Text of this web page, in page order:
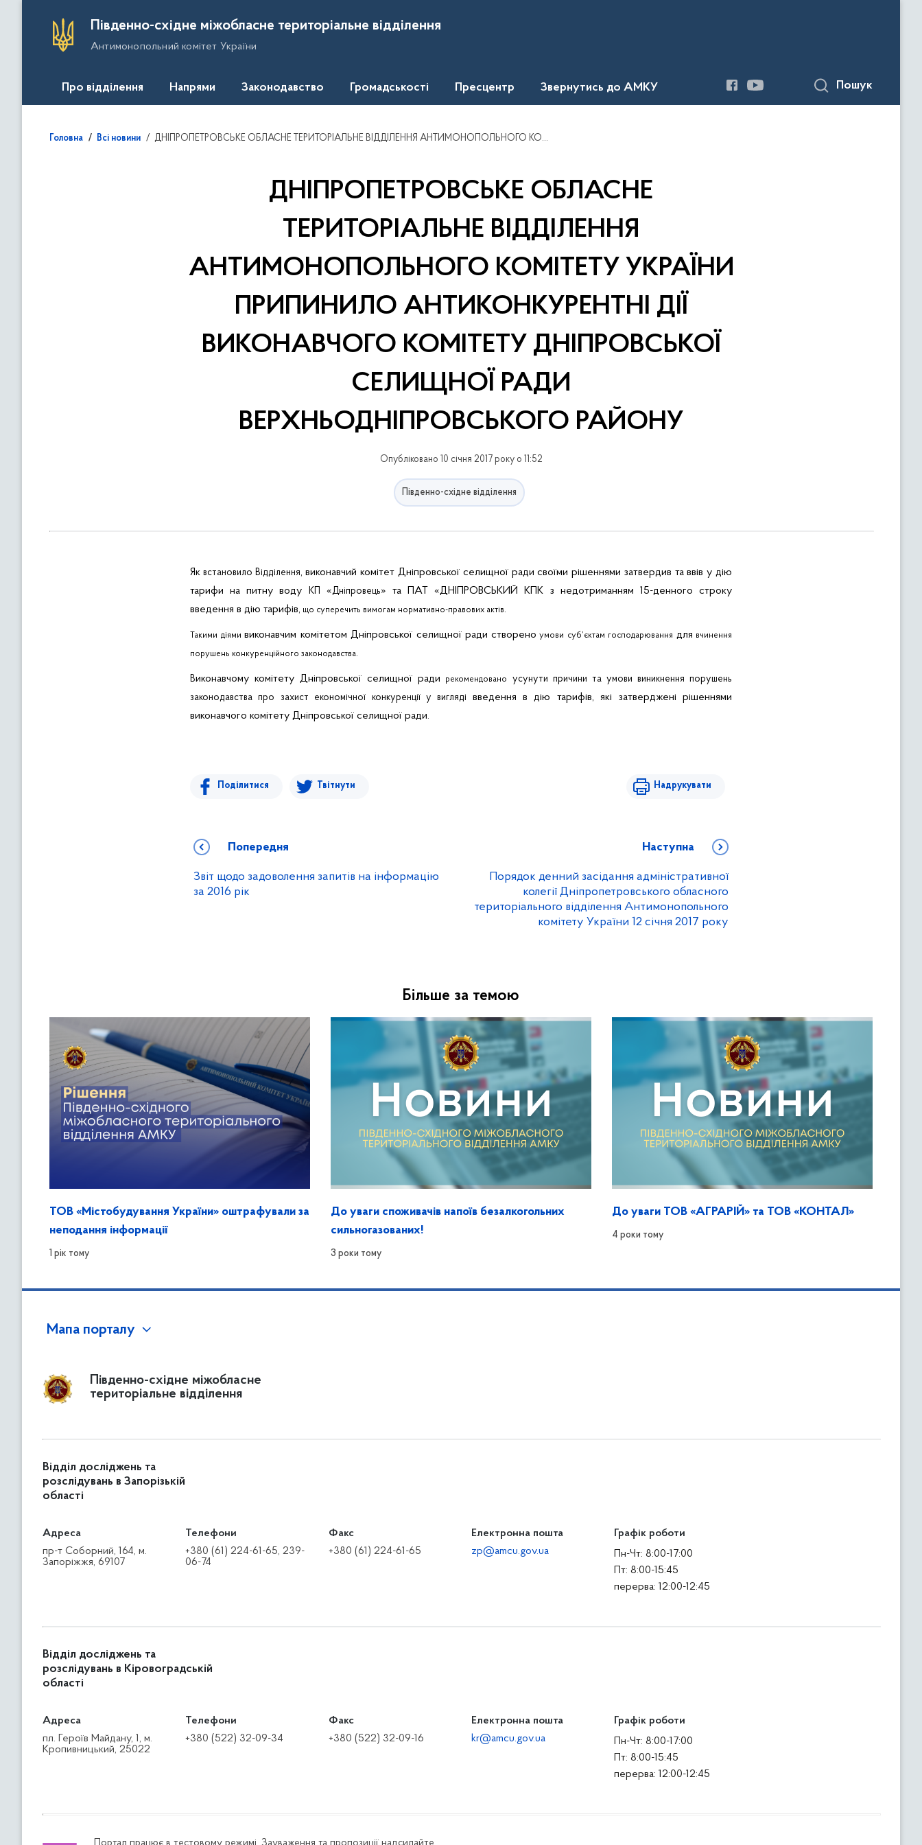
Південно-східне міжобласне територіальне відділення
Антимонопольний комітет України
Про відділення Напрями Законодавство Громадськості Пресцентр Звернутись до АМКУ Пошук
Головна Всі новини ДНІПРОПЕТРОВСЬКЕ ОБЛАСНЕ ТЕРИТОРІАЛЬНЕ ВІДДІЛЕННЯ АНТИМОНОПОЛЬНОГО КОМІТЕТУ УКРАЇНИ ПРИПИНИЛО АНТИКОНКУРЕНТНІ ДІЇ ВИКОНАВЧОГО КОМІТЕТУ ДНІПРОВСЬКОЇ СЕЛИЩНОЇ РАДИ ВЕРХНЬОДНІПРОВСЬКОГО РАЙОНУ
ДНІПРОПЕТРОВСЬКЕ ОБЛАСНЕ
ТЕРИТОРІАЛЬНЕ ВІДДІЛЕННЯ
АНТИМОНОПОЛЬНОГО КОМІТЕТУ УКРАЇНИ
ПРИПИНИЛО АНТИКОНКУРЕНТНІ ДІЇ
ВИКОНАВЧОГО КОМІТЕТУ ДНІПРОВСЬКОЇ
СЕЛИЩНОЇ РАДИ
ВЕРХНЬОДНІПРОВСЬКОГО РАЙОНУ
Опубліковано 10 січня 2017 року о 11:52
Південно-східне відділення
Як встановило Відділення, виконавчий комітет Дніпровської селищної ради своїми рішеннями затвердив та ввів у дію
тарифи на питну воду КП «Дніпровець» та ПАТ «ДНІПРОВСЬКИЙ КПК з недотриманням 15-денного строку
введення в дію тарифів, що суперечить вимогам нормативно-правових актів.
Такими діями виконавчим комітетом Дніпровської селищної ради створено умови суб’єктам господарювання для вчинення
порушень конкуренційного законодавства.
Виконавчому комітету Дніпровської селищної ради рекомендовано усунути причини та умови виникнення порушень
законодавства про захист економічної конкуренції у вигляді введення в дію тарифів, які затверджені рішеннями
виконавчого комітету Дніпровської селищної ради.
Поділитися Твітнути Надрукувати
Попередня
Звіт щодо задоволення запитів на інформацію
за 2016 рік
Наступна
Порядок денний засідання адміністративної
колегії Дніпропетровського обласного
територіального відділення Антимонопольного
комітету України 12 січня 2017 року
Більше за темою
ТОВ «Містобудування України» оштрафували за
неподання інформації
1 рік тому
До уваги споживачів напоїв безалкогольних
сильногазованих!
3 роки тому
До уваги ТОВ «АГРАРІЙ» та ТОВ «КОНТАЛ»
4 роки тому
Мапа порталу
Південно-східне міжобласне
територіальне відділення
Відділ досліджень та
розслідувань в Запорізькій
області
Адреса
пр-т Соборний, 164, м.
Запоріжжя, 69107
Телефони
+380 (61) 224-61-65, 239-
06-74
Факс
+380 (61) 224-61-65
Електронна пошта
zp@amcu.gov.ua
Графік роботи
Пн-Чт: 8:00-17:00
Пт: 8:00-15:45
перерва: 12:00-12:45
Відділ досліджень та
розслідувань в Кіровоградській
області
Адреса
пл. Героїв Майдану, 1, м.
Кропивницький, 25022
Телефони
+380 (522) 32-09-34
Факс
+380 (522) 32-09-16
Електронна пошта
kr@amcu.gov.ua
Графік роботи
Пн-Чт: 8:00-17:00
Пт: 8:00-15:45
перерва: 12:00-12:45